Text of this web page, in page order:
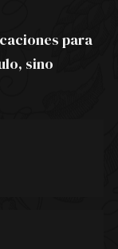
para
sino